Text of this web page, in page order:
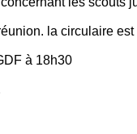
la circulaire
à 18h30